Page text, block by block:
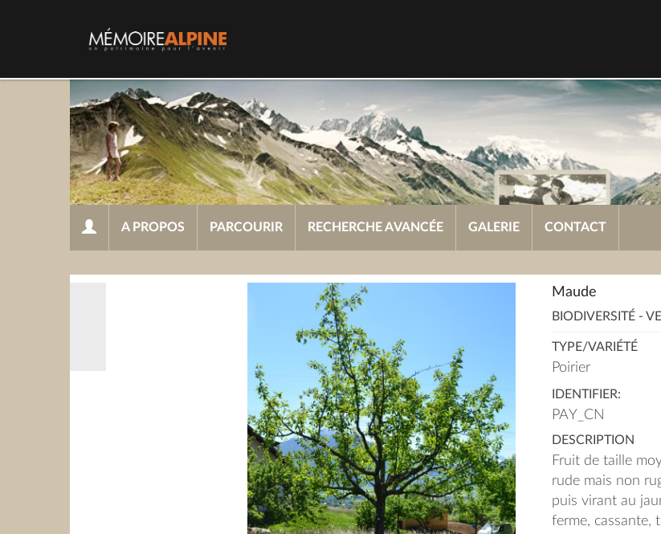
A PROPOS PARCOURIR RECHERCHE AVANCÉE GALERIE CONTACT
Maude
BIODIVERSITÉ -
TYPE/VARIÉTÉ
Poirier
IDENTIFIER:
PAY_CN
DESCRIPTION
Fruit de taille
rude mais non
puis virant au
ferme, cassante,